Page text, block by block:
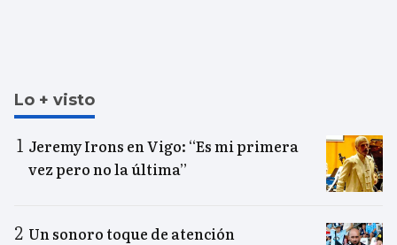
Lo + visto
Jeremy Irons en Vigo: “Es mi primera
vez pero no la última”
Un sonoro toque de atención